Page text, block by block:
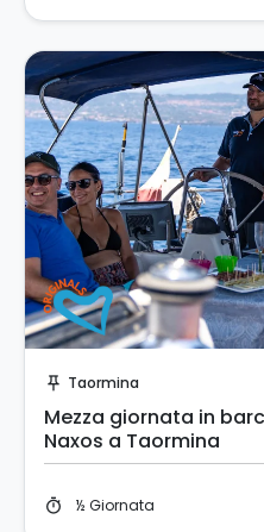
push_pin Taormina
Mezza giornata in
Naxos a Taormina
timer ½ Giornata